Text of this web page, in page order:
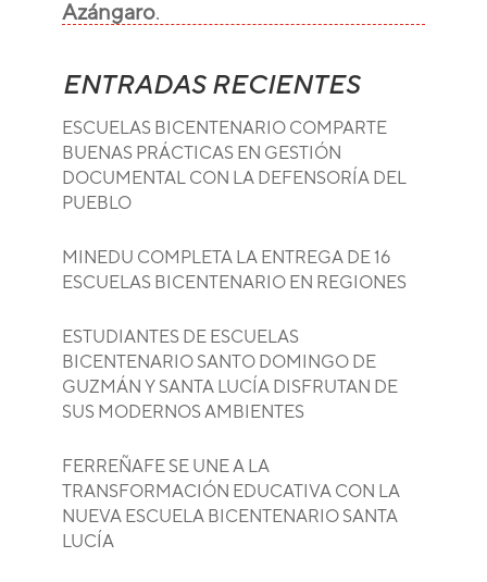
Azángaro.
ENTRADAS RECIENTES
ESCUELAS BICENTENARIO COMPARTE
BUENAS PRÁCTICAS EN GESTIÓN
DOCUMENTAL CON LA DEFENSORÍA DEL
PUEBLO
MINEDU COMPLETA LA ENTREGA DE 16
ESCUELAS BICENTENARIO EN REGIONES
ESTUDIANTES DE ESCUELAS
BICENTENARIO SANTO DOMINGO DE
GUZMÁN Y SANTA LUCÍA DISFRUTAN DE
SUS MODERNOS AMBIENTES
FERREÑAFE SE UNE A LA
TRANSFORMACIÓN EDUCATIVA CON LA
NUEVA ESCUELA BICENTENARIO SANTA
LUCÍA